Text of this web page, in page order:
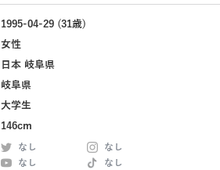
1995-04-29 (31歳)
女性
日本 岐阜県
岐阜県
大学生
146cm
なし
なし
なし
なし